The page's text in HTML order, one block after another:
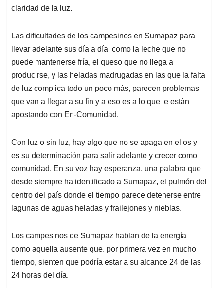
claridad de la luz.
Las dificultades de los campesinos en Sumapaz para
llevar adelante sus día a día, como la leche que no
puede mantenerse fría, el queso que no llega a
producirse, y las heladas madrugadas en las que la falta
de luz complica todo un poco más, parecen problemas
que van a llegar a su fin y a eso es a lo que le están
apostando con En-Comunidad.
Con luz o sin luz, hay algo que no se apaga en ellos y
es su determinación para salir adelante y crecer como
comunidad. En su voz hay esperanza, una palabra que
desde siempre ha identificado a Sumapaz, el pulmón del
centro del país donde el tiempo parece detenerse entre
lagunas de aguas heladas y frailejones y nieblas.
Los campesinos de Sumapaz hablan de la energía
como aquella ausente que, por primera vez en mucho
tiempo, sienten que podría estar a su alcance 24 de las
24 horas del día.